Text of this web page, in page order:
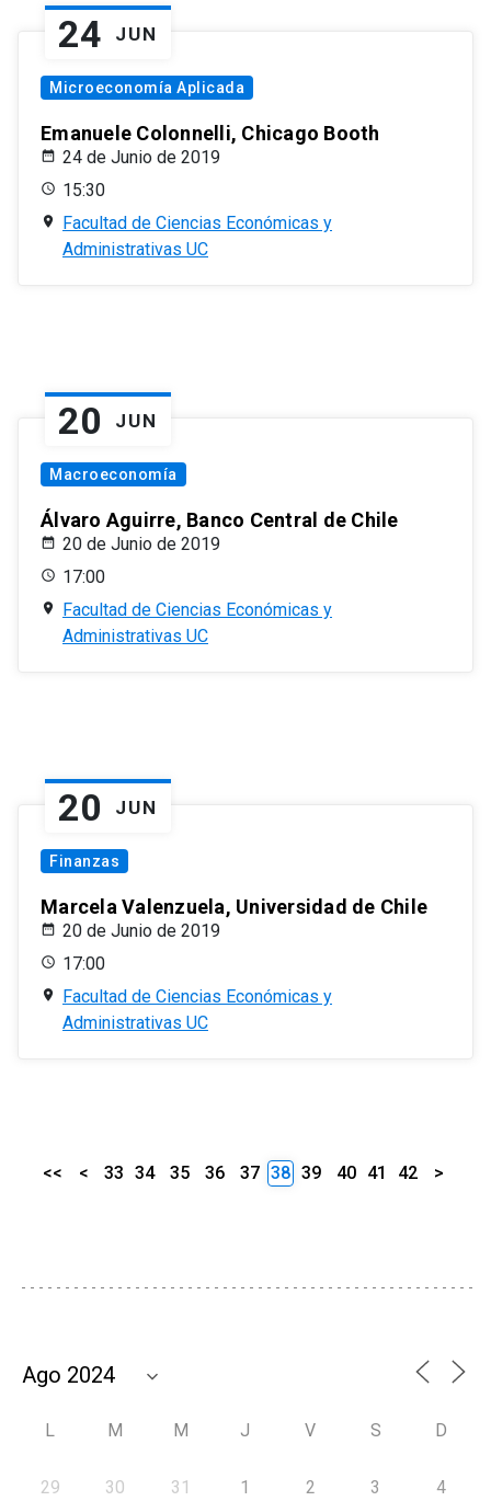
24 JUN
Microeconomía Aplicada
Emanuele Colonnelli, Chicago Booth
24 de Junio de 2019
15:30
Facultad de Ciencias Económicas y
Administrativas UC
20 JUN
Macroeconomía
Álvaro Aguirre, Banco Central de Chile
20 de Junio de 2019
17:00
Facultad de Ciencias Económicas y
Administrativas UC
20 JUN
Finanzas
Marcela Valenzuela, Universidad de Chile
20 de Junio de 2019
17:00
Facultad de Ciencias Económicas y
Administrativas UC
<< < 33 34 35 36 37 38 39 40 41 42 >
L M M J V S D
29 30 31 1 2 3 4